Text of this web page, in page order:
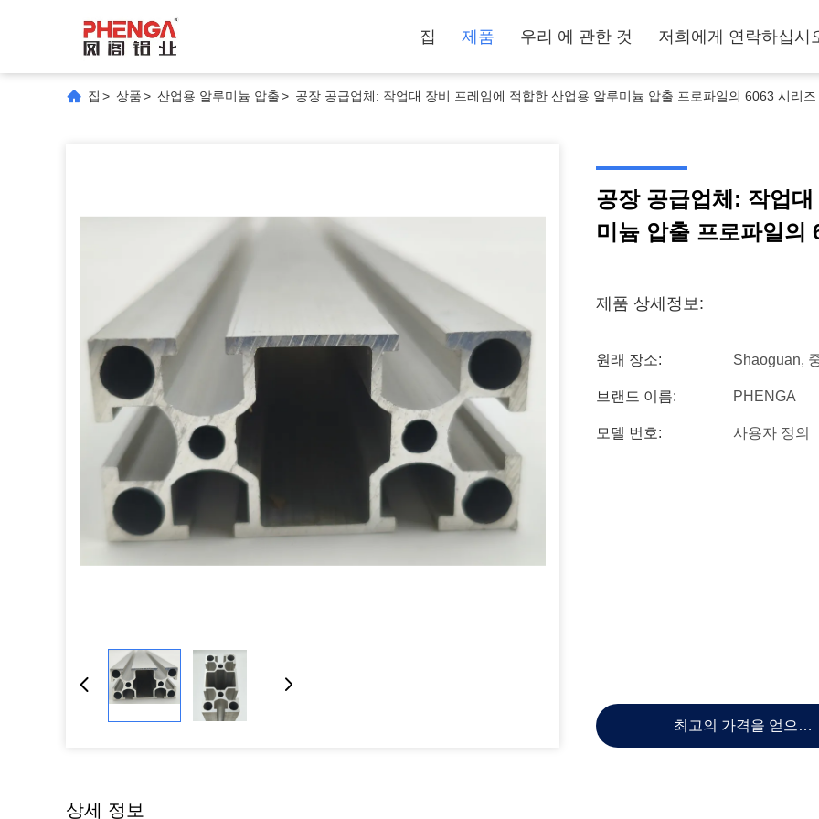
집 제품 우리 에 관한 것 저희에게 연락하십시
집 > 상품> 산업용 알루미늄 압출> 공장 공급업체: 작업대 장비 프레임에 적합한 산업용 알루미늄 압출 프로파일의 6063 시리
공장 공급업체: 작업
미늄 압출 프로파일의
제품 상세정보:
원래 장소: Shaoguan,
브랜드 이름: PHENGA
모델 번호: 사용자 정의
최고의 가격을 얻으십
상세 정보